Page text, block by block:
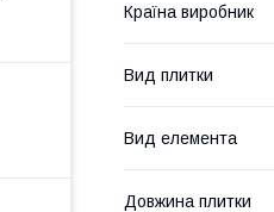
Країна виробник
Вид плитки
Вид елемента
Довжина плитки